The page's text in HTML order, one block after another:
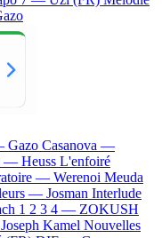
Gazo Casanova —
— Heuss L'enfoiré
— Werenoi Meuda
— Josman Interlude
1 2 3 4 — ZOKUSH
Joseph Kamel Nouvelles